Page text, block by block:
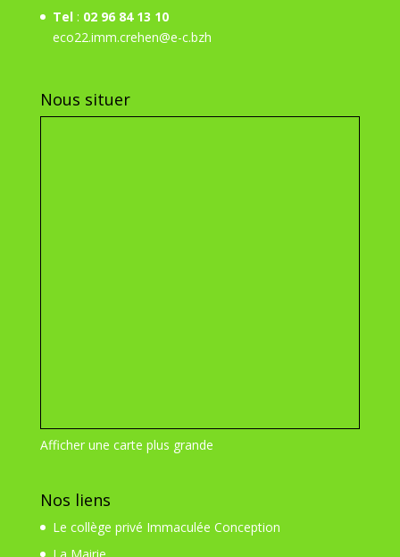
Tel: 02 96 84 13 10
eco22.imm.crehen@e-c.bzh
Nous situer
Afficher une carte plus grande
Nos liens
Le collège privé Immaculée Conception